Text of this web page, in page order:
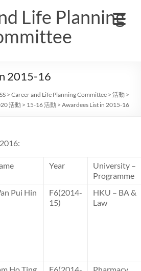
Life Planning
2015-16
>Career and Life Planning Committee >活動 >
活動 > 15-16 活動 >Awardees List in 2015-16
Year
University –
Programme
Pui Hin
F6(2014-
15)
HKU – BA &
Law